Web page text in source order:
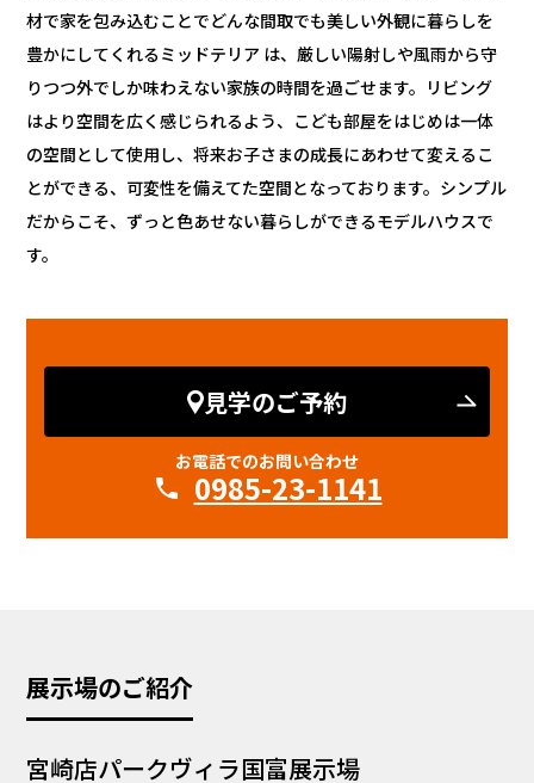
材で家を包み込むことでどんな間取でも美しい外観に暮らしを
豊かにしてくれるミッドテリア は、厳しい陽射しや風雨から守
りつつ外でしか味わえない家族の時間を過ごせます。リビング
はより空間を広く感じられるよう、こども部屋をはじめは一体
の空間として使用し、将来お子さまの成長にあわせて変えるこ
とができる、可変性を備えてた空間となっております。シンプル
だからこそ、ずっと色あせない暮らしができるモデルハウスで
す。
見学のご予約
お電話でのお問い合わせ
0985-23-1141
展示場のご紹介
宮崎店パークヴィラ国富展示場